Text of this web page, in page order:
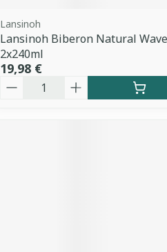
Lansinoh
Lansinoh Biberon Natural Wave
2x240ml
19,98 €
Quantité